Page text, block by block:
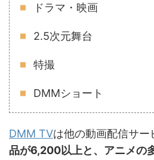
ドラマ・映画
2.5次元舞台
特撮
DMMショート
DMM TVは他の動画配信サー
品が6,200以上と、アニメの